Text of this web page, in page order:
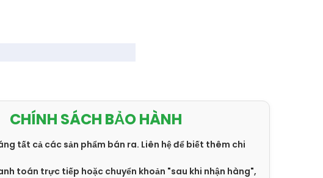
CHÍNH SÁCH BẢO HÀNH
tất cả các sản phẩm bán ra. Liên hệ để biết thêm chi
toán trực tiếp hoặc chuyển khoản "sau khi nhận hàng",